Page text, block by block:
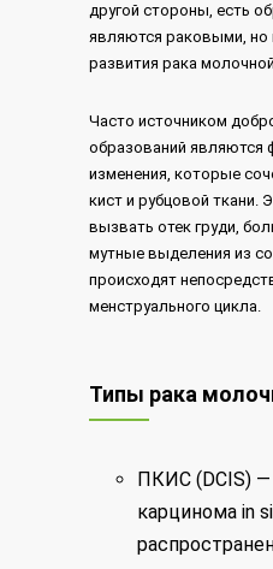
другой стороны, есть
являются раковыми, но
развития рака
Часто источником
образований являются
изменения, которые
кист и рубцовой ткани.
вызвать отек груди,
мутные выделения из
происходят
менструального цикла.
Типы рака
ПКИС (DCIS) —
карцинома in